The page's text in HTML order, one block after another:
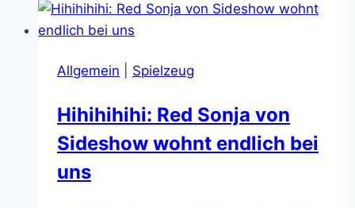
Allgemein Spielzeug
Hihihihihi: Red Sonja von
Sideshow wohnt endlich bei
uns